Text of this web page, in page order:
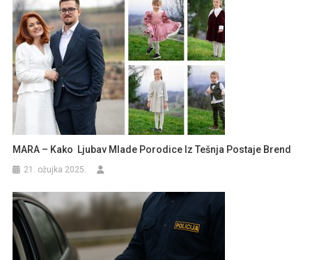
MARA – Kako Ljubav Mlade Porodice Iz Tešnja Postaje Brend
21. ožujka 2025.